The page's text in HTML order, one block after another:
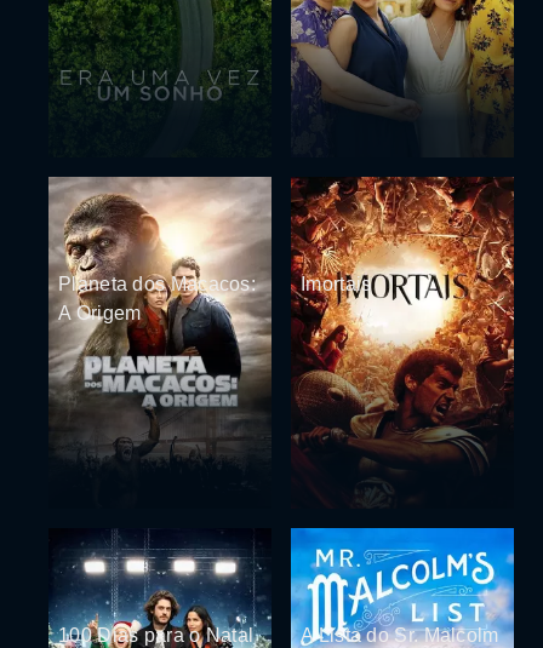
Planeta dos Macacos:
A Origem
Imortais
100 Dias para o Natal A Lista do Sr. Malcolm